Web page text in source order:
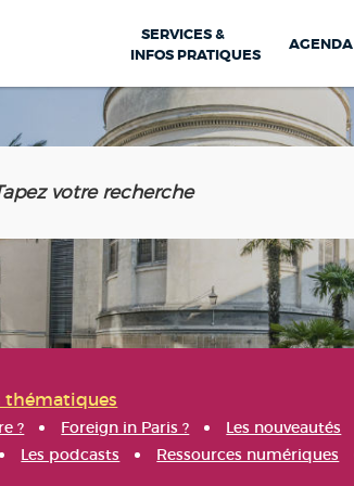
SERVICES &
INFOS PRATIQUES
AGENDA
thématiques
? Foreign in Paris ? Les nouveautés
Les podcasts Ressources numériques